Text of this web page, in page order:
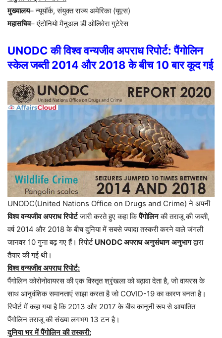
मुख्यालय–न्यूयॉर्क,संयुक्त राज्य अमेरिका(यूएस)
महासचिव–एंटोनियो मैनुअल डी ओलिवेरा गुटेरेस
UNODCकीविश्ववन्यजीवअपराधरिपोर्ट:पैंगोलिन
स्केलजब्ती2014 और2018केबीच10बारकूदगई
UNODC(United Nations Office on Drugs and Crime) ने अपनी
विश्व वन्यजीव अपराध रिपोर्ट जारी करते हुए कहा कि पैंगोलिन की तराजू की जब्ती,
वर्ष2014 और 2018के बीच दुनिया में सबसे ज्यादा तस्करी करने वाले जंगली
जानवर 10गुना बढ़ गए हैं। रिपोर्ट UNODCअपराध अनुसंधान अनुभाग द्वारा
तैयार की गई थी।
विश्व वन्यजीव अपराध रिपोर्ट:
पैंगोलिन कोरोनोवायरस की एक विस्तृत श्रृंखला को बढ़ावा देता है,जो वायरस के
साथ आनुवंशिक समानताएं साझा करता है जोCOVID-19का कारण बनता है।
रिपोर्ट में कहा गया है कि2013 और 2017के बीच कानूनी रूप से आयातित
पैंगोलिन तराजू की संख्या लगभग 13टन है।
दुनिया भर में पैंगोलिन की तस्करी: